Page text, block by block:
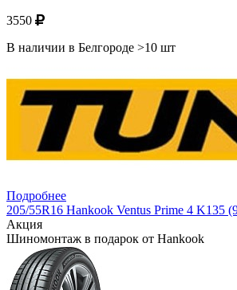
3550
В наличии в Белгороде >10 шт
Подробнее
205/55R16 Hankook Ventus Prime 4 K135
Акция
Шиномонтаж в подарок от Hankook